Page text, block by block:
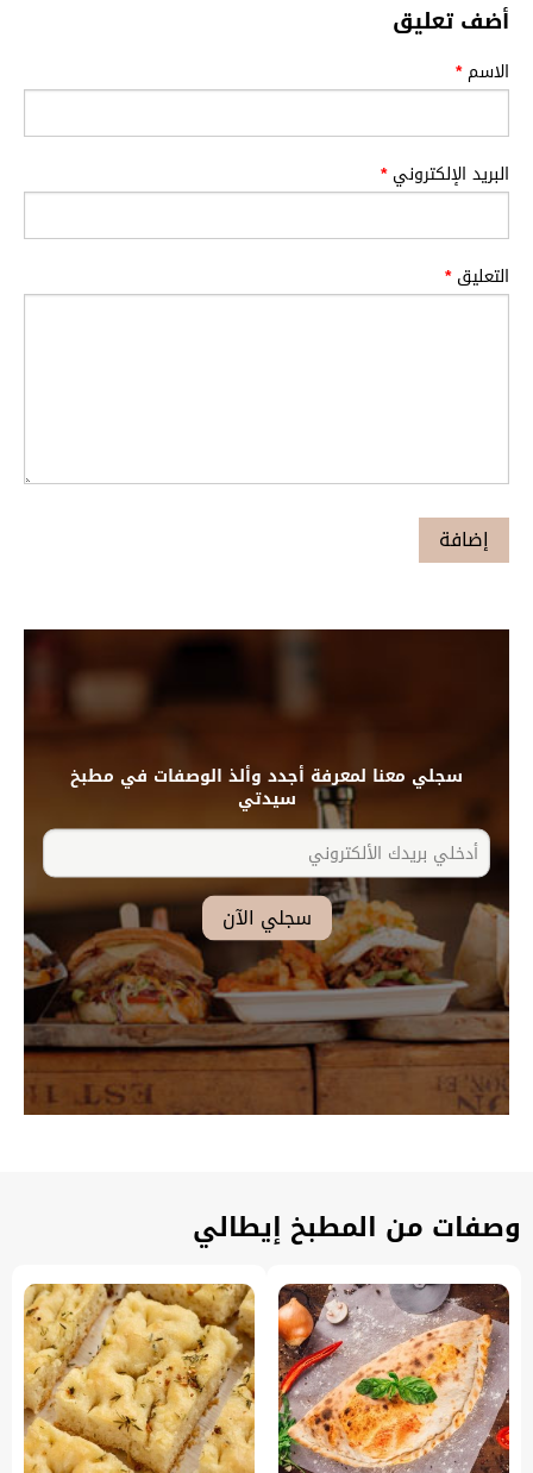
أضف تعليق
الاسم*
البريد الإلكتروني*
التعليق*
سجلي معنا لمعرفة أجدد وألذ الوصفات في مطبخ
سيدتي
وصفات من المطبخ إيطالي